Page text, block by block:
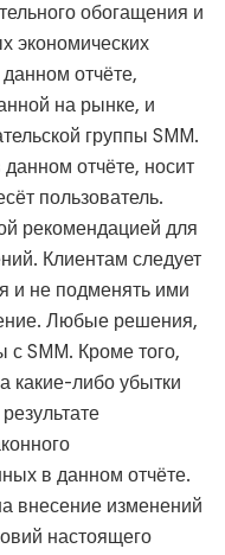
обогащения и
экономических
отчёте,
на рынке, и
группы SMM.
отчёте, носит
пользователь.
рекомендацией для
Клиентам следует
и не подменять ими
Любые решения,
SMM. Кроме того,
какие-либо убытки
в данном отчёте.
внесение изменений
настоящего